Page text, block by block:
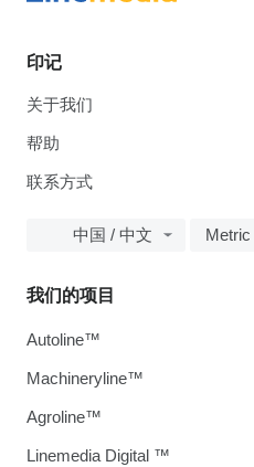
印记
关于我们
帮助
联系方式
中国 / 中文 Metric
我们的项目
Autoline™
Machineryline™
Agroline™
Linemedia Digital ™